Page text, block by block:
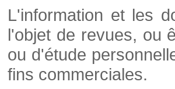
L'information et les
l'objet de revues, ou
ou d'étude
fins commerciales.